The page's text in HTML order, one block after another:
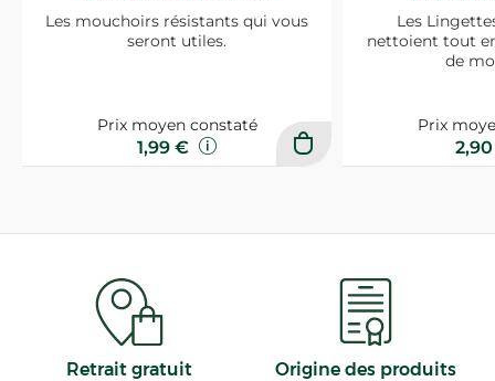
Les mouchoirs résistants qui vous
seront utiles.
Prix moyen constaté
1,99 €
Les
nettoient tout
de
Prix
Retrait gratuit
Origine des produits